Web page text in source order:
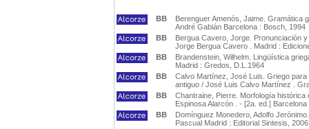
BB
Berenguer Amenós, Jaime. Gramática
André Gabián Barcelona : Bosch, 1994
BB
Bergua Cavero, Jorge. Pronunciación
Jorge Bergua Cavero . Madrid :
BB
Brandenstein, Wilhelm. Lingüística
Madrid : Gredos, D.L.1964
BB
Calvo Martínez, José Luis. Griego
antiguo / José Luis Calvo Martínez .
BB
Chantraine, Pierre. Morfología
Espinosa Alarcón . - [2a. ed.]
BB
Domínguez Monedero, Adolfo
Pascual Madrid : Editorial Sintesis, 2006